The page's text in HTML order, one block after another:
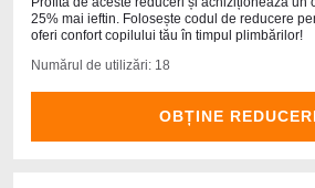
25% mai ieftin. Folosește codul de reducere
oferi confort copilului tău în timpul plimbărilor!
Numărul de utilizări: 18
OBȚINE